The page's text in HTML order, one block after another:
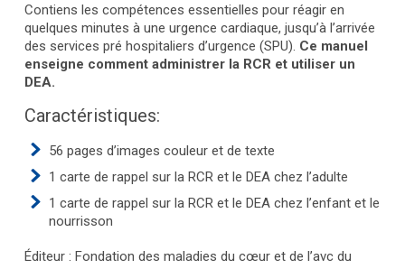
Contiens les compétences essentielles pour réagir en
quelques minutes à une urgence cardiaque, jusqu’à l’arrivée
des services pré hospitaliers d’urgence (SPU). Ce manuel
enseigne comment administrer la RCR et utiliser un
DEA.
Caractéristiques:
56 pages d’images couleur et de texte
1 carte de rappel sur la RCR et le DEA chez l’adulte
1 carte de rappel sur la RCR et le DEA chez l’enfant et le
nourrisson
Éditeur : Fondation des maladies du cœur et de l’avc du